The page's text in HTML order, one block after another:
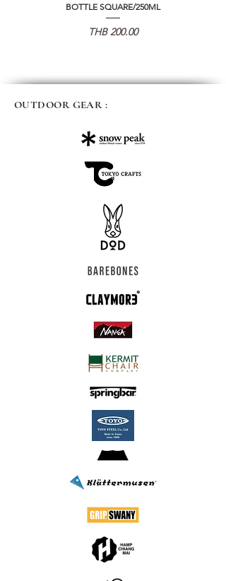
BOTTLE SQUARE/250ML
価格
THB 200.00
OUTDOOR GEAR :